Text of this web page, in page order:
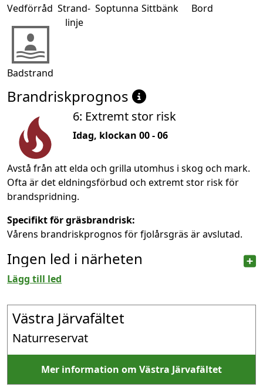
Vedförråd Strand-
linje
Soptunna Sittbänk Bord
Badstrand
Brandriskprognos
6: Extremt stor risk
Idag, klockan 00 - 06
Avstå från att elda och grilla utomhus i skog och mark.
Ofta är det eldningsförbud och extremt stor risk för
brandspridning.
Specifikt för gräsbrandrisk:
Vårens brandriskprognos för fjolårsgräs är avslutad.
Ingen led i närheten
Lägg till led
Västra Järvafältet
Naturreservat
Mer information om Västra Järvafältet